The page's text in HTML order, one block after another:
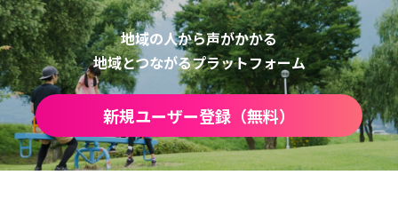
地域の人から声がかかる
地域とつながるプラットフォーム
新規ユーザー登録（無料）